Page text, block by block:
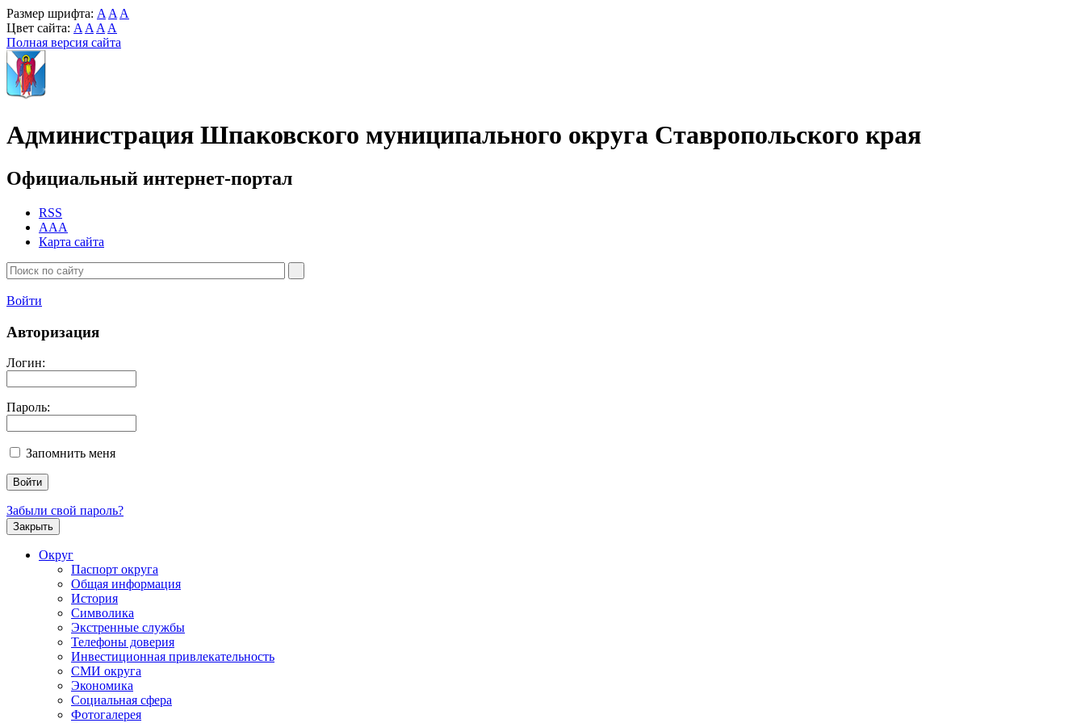
Размер шрифта: A A A
Цвет сайта: A A A A
Полная версия сайта
Администрация Шпаковского муниципального округа Ставропольского края
Официальный интернет-портал
RSS
AAA
Карта сайта
Войти
Авторизация
Логин:
Пароль:
Запомнить меня
Забыли свой пароль?
Закрыть
Округ
Паспорт округа
Общая информация
История
Символика
Экстренные службы
Телефоны доверия
Инвестиционная привлекательность
СМИ округа
Экономика
Социальная сфера
Фотогалерея